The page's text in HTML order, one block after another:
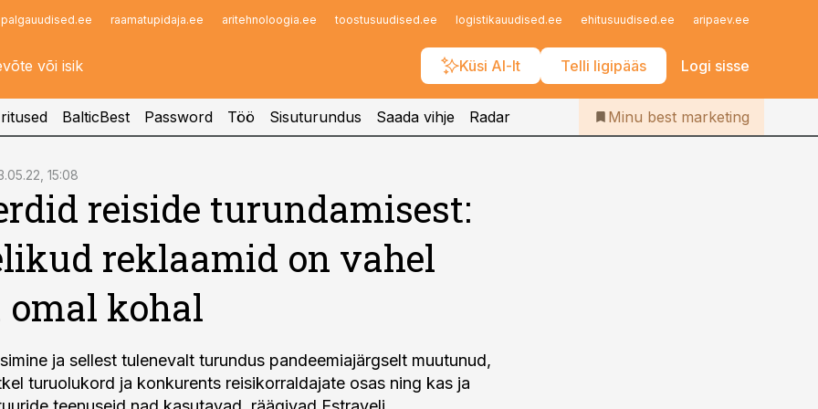
palgauudised.ee raamatupidaja.ee aritehnoloogia.ee toostusuudised.ee logistikauudised.ee ehitusuudised.ee aripaev.ee
Küsi AI-lt Telli ligipääs Logi sisse
Infopank
Iseteenindus
Telli Bestmarketing
BalticBest Password Töö Sisuturundus Saada vihje Radar Minu best marketing
15:08
reiside turundamisest:
reklaamid on vahel
kohal
ja sellest tulenevalt turundus pandeemiajärgselt muutunud,
turuolukord ja konkurents reisikorraldajate osas ning kas ja